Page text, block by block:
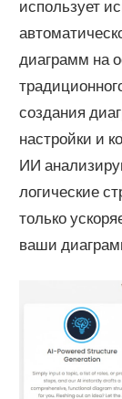
использует
диаграмм на
создания
настройки и
ИИ
логические
только
ваши